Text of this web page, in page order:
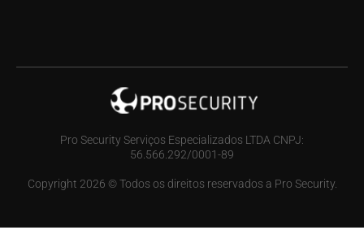
Pro Security Serviços Especializados LTDA CNPJ:
56.566.292/0001-89
Copyright 2026 © Todos os direitos reservados a Pro Security.